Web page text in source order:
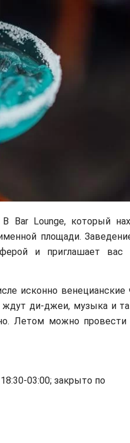
Bar Lounge, который
площади.
и приглашает вас
исконно венецианские
ди-джеи, музыка и
Летом можно провести
03:00; закрыто по